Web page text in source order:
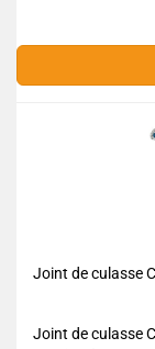
Joint de culasse
Joint de culasse